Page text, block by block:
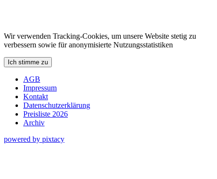
Wir verwenden Tracking-Cookies, um unsere Website stetig zu
verbessern sowie für anonymisierte Nutzungsstatistiken
Ich stimme zu
AGB
Impressum
Kontakt
Datenschutzerklärung
Preisliste 2026
Archiv
powered by pixtacy